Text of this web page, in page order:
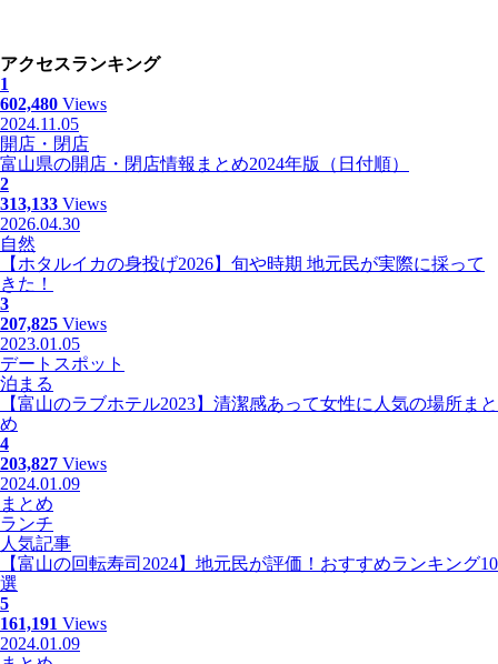
アクセスランキング
1
602,480 Views
2024.11.05
開店・閉店
富山県の開店・閉店情報まとめ2024年版（日付順）
2
313,133 Views
2026.04.30
自然
【ホタルイカの身投げ2026】旬や時期 地元民が実際に採って
きた！
3
207,825 Views
2023.01.05
デートスポット
泊まる
【富山のラブホテル2023】清潔感あって女性に人気の場所まと
め
4
203,827 Views
2024.01.09
まとめ
ランチ
人気記事
【富山の回転寿司2024】地元民が評価！おすすめランキング10
選
5
161,191 Views
2024.01.09